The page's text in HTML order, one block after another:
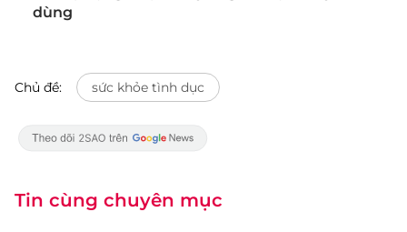
dùng
Chủ đề: sức khỏe tình dục
Tin cùng chuyên mục